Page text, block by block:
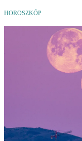
HOROSZKÓP